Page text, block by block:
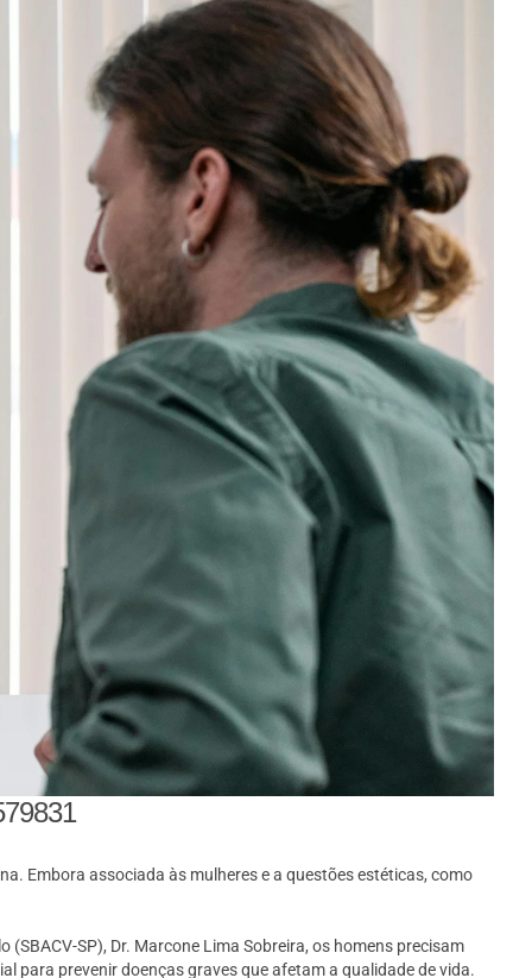
Embora associada às mulheres e a questões estéticas, como
SP), Dr. Marcone Lima Sobreira, os homens precisam
para prevenir doenças graves que afetam a qualidade de vida.